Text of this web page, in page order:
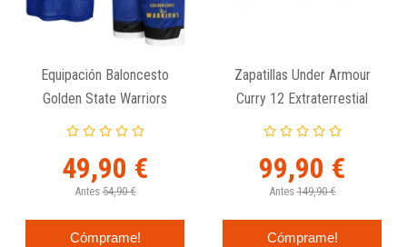
Equipación Baloncesto
Golden State Warriors
Essential Mesh Outerstuff
49,90 €
Antes 54,90 €
Cómprame!
Zapatillas Under Armour
Curry 12 Extraterrestial
99,90 €
Antes 149,90 €
Cómprame!